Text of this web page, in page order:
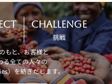
CHALLENGE
挑戦
もと、お客様と
る全ての人々の
）を紡ぎだします。